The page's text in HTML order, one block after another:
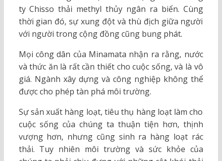
ty Chisso thải methyl thủy ngân ra biển. Cùng
thời gian đó, sự xung đột và thù địch giữa người
với người trong cộng đồng cũng bung phát.
Mọi công dân của Minamata nhận ra rằng, nước
và thức ăn là rất cần thiết cho cuộc sống, và là vô
giá. Ngành xây dựng và công nghiệp không thể
được cho phép tàn phá môi trường.
Sự sản xuất hàng loạt, tiêu thụ hàng loạt làm cho
cuộc sống của chúng ta thuận tiện hơn, thịnh
vượng hơn, nhưng cũng sinh ra hàng loạt rác
thải. Tuy nhiên môi trường và sức khỏe của